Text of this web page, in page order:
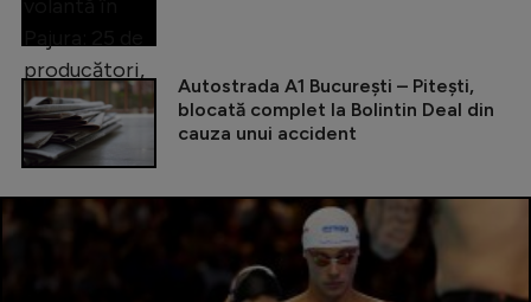
Autostrada A1 București – Pitești,
blocată complet la Bolintin Deal din
cauza unui accident